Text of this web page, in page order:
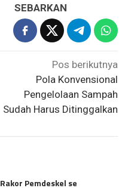
SEBARKAN
Pos berikutnya
Pola Konvensional
Pengelolaan Sampah
Sudah Harus Ditinggalkan
Rakor Pemdeskel se